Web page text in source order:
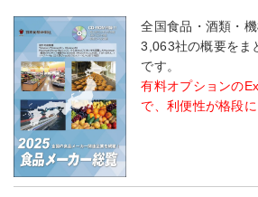
全国食品・酒類・
3,063社の概要をま
です。
有料オプションの
で、利便性が格段に